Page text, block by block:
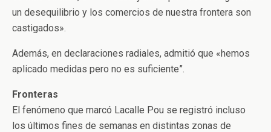
un desequilibrio y los comercios de nuestra frontera son
castigados».
Además, en declaraciones radiales, admitió que «hemos
aplicado medidas pero no es suficiente”.
Fronteras
El fenómeno que marcó Lacalle Pou se registró incluso
los últimos fines de semanas en distintas zonas de